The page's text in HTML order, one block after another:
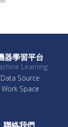
器學習平台
Learning
Data Source
Work Space